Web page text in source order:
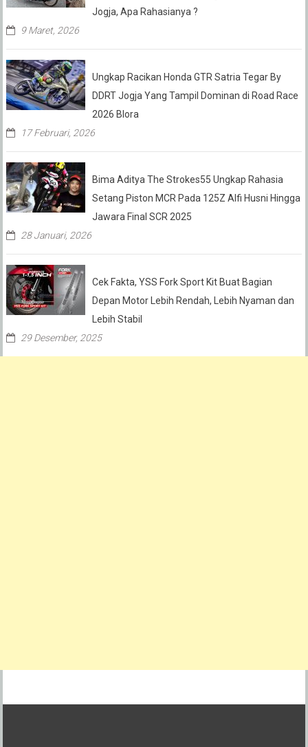
Jogja, Apa Rahasianya ?
9 Maret, 2026
Ungkap Racikan Honda GTR Satria Tegar By
DDRT Jogja Yang Tampil Dominan di Road Race
2026 Blora
17 Februari, 2026
Bima Aditya The Strokes55 Ungkap Rahasia
Setang Piston MCR Pada 125Z Alfi Husni Hingga
Jawara Final SCR 2025
28 Januari, 2026
Cek Fakta, YSS Fork Sport Kit Buat Bagian
Depan Motor Lebih Rendah, Lebih Nyaman dan
Lebih Stabil
29 Desember, 2025